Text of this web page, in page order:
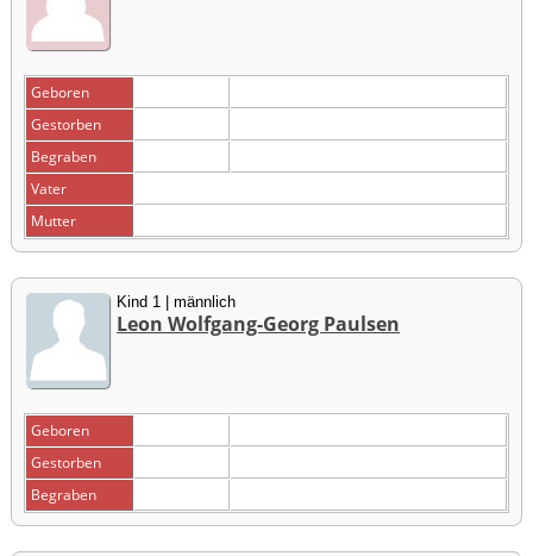
Geboren
Gestorben
Begraben
Vater
Mutter
Kind 1 | männlich
Leon Wolfgang-Georg Paulsen
Geboren
Gestorben
Begraben